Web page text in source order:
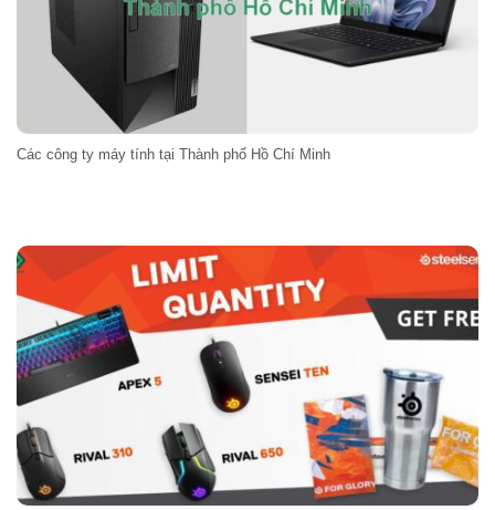
Các công ty máy tính tại Thành phố Hồ Chí Minh